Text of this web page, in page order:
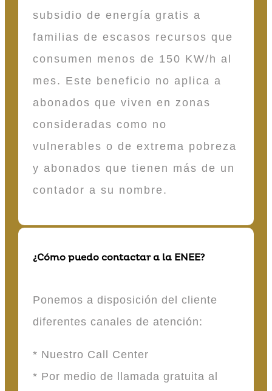
subsidio de energía gratis a
familias de escasos recursos que
consumen menos de 150 KW/h al
mes. Este beneficio no aplica a
abonados que viven en zonas
consideradas como no
vulnerables o de extrema pobreza
y abonados que tienen más de un
contador a su nombre.
¿Cómo puedo contactar a la ENEE?
Ponemos a disposición del cliente
diferentes canales de atención:
* Nuestro Call Center
* Por medio de llamada gratuita al